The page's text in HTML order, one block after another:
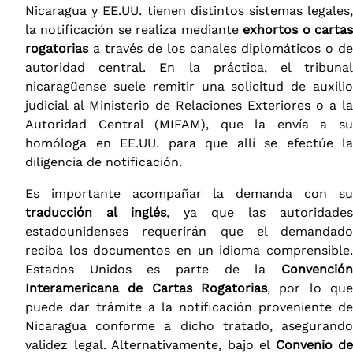
Nicaragua y EE.UU. tienen distintos sistemas legales,
la notificación se realiza mediante exhortos o cartas
rogatoriasa través de los canales diplomáticos o de
autoridad central. En la práctica, el tribunal
nicaragüense suele remitir una solicitud de auxilio
judicial al Ministerio de Relaciones Exteriores o a la
Autoridad Central (MIFAM), que la envía a su
homóloga en EE.UU. para que allí se efectúe la
diligencia de notificación.
Es importante acompañar la demanda con su
traducción al inglés, ya que las autoridades
estadounidenses requerirán que el demandado
reciba los documentos en un idioma comprensible.
Estados Unidos es parte de la Convención
Interamericana de Cartas Rogatorias, por lo que
puede dar trámite a la notificación proveniente de
Nicaragua conforme a dicho tratado, asegurando
validez legal. Alternativamente, bajo el Convenio de